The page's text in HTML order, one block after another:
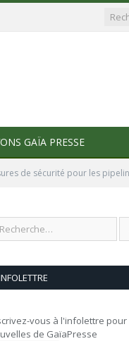
GAÏA PRESSE
de sécurité pour les
vous à l'infolettre
de GaïaPresse